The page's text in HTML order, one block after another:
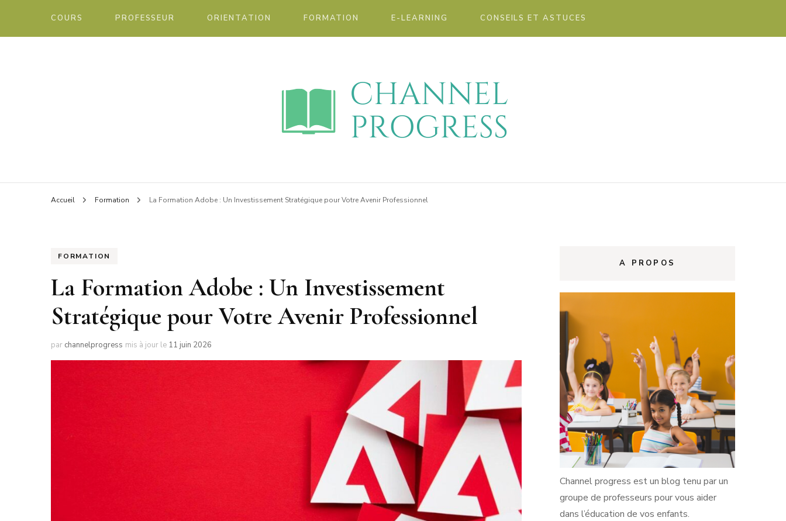
COURS PROFESSEUR ORIENTATION FORMATION E-LEARNING CONSEILS ET ASTUCES
Channelprogress
Accueil Formation La Formation Adobe : Un Investissement Stratégique pour Votre Avenir Professionnel
FORMATION
La Formation Adobe : Un Investissement
Stratégique pour Votre Avenir Professionnel
par channelprogress mis à jour le 11 juin 2026
A PROPOS
Channel progress est un blog tenu par un
groupe de professeurs pour vous aider
dans l’éducation de vos enfants.